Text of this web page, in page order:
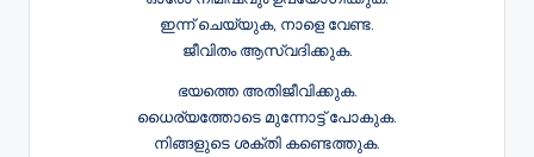
ഇന്ന് ചെയ്യുക, നാളെ വേണ്ട.
ജീവിതം ആസ്വദിക്കുക.
ഭയത്തെ അതിജീവിക്കുക.
ധൈര്യത്തോടെ മുന്നോട്ട് പോകുക.
നിങ്ങളുടെ ശക്തി കണ്ടെത്തുക.